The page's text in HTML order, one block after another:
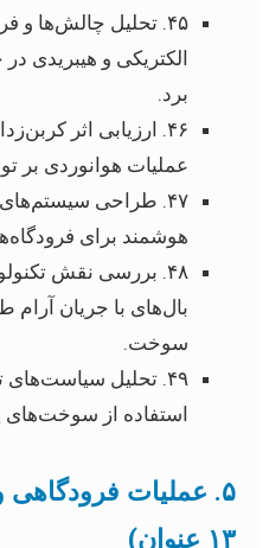
۴۵. تحلیل چالش‌ها و
الکتریکی و هیبریدی
برد.
عملیات هوانوردی بر
۴۷. طراحی
هوشمند برای
۴۸. بررسی نقش
بال‌های با جریان
سوخت.
۴۹. تحلیل
استفاده از سوخت‌های
۵. عملیات
۱۳ عنوان)